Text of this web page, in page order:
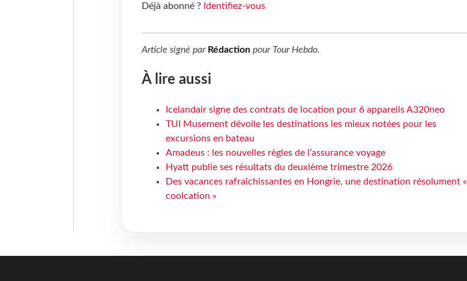
Déjà abonné ? Identifiez-vous
Article signé par Rédactionpour Tour Hebdo.
À lire aussi
Icelandair signe des contrats de location pour 6 appareils A320neo
TUI Musement dévoile les destinations les mieux notées pour les
excursions en bateau
Amadeus : les nouvelles règles de l’assurance voyage
Hyatt publie ses résultats du deuxième trimestre 2026
Des vacances rafraîchissantes en Hongrie, une destination résolument «
coolcation »